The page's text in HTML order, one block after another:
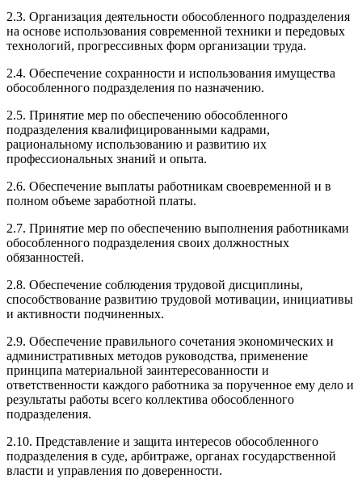
2.3. Организация деятельности обособленного подразделения
на основе использования современной техники и передовых
технологий, прогрессивных форм организации труда.
2.4. Обеспечение сохранности и использования имущества
обособленного подразделения по назначению.
2.5. Принятие мер по обеспечению обособленного
подразделения квалифицированными кадрами,
рациональному использованию и развитию их
профессиональных знаний и опыта.
2.6. Обеспечение выплаты работникам своевременной и в
полном объеме заработной платы.
2.7. Принятие мер по обеспечению выполнения работниками
обособленного подразделения своих должностных
обязанностей.
2.8. Обеспечение соблюдения трудовой дисциплины,
способствование развитию трудовой мотивации, инициативы
и активности подчиненных.
2.9. Обеспечение правильного сочетания экономических и
административных методов руководства, применение
принципа материальной заинтересованности и
ответственности каждого работника за порученное ему дело и
результаты работы всего коллектива обособленного
подразделения.
2.10. Представление и защита интересов обособленного
подразделения в суде, арбитраже, органах государственной
власти и управления по доверенности.